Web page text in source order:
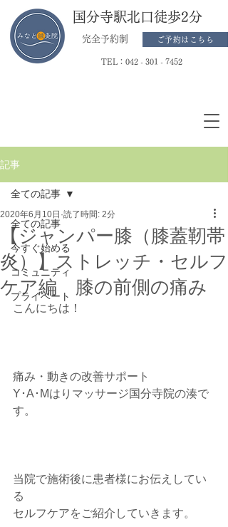
国分寺駅北口徒歩2分
完全予約制 ご予約はこちら
TEL： 042 - 301 - 7452
記事
全ての記事
今すぐ始める
コミュニティ
プライベート
全ての記事
【ジャンパー膝（膝蓋靭帯
炎）】ストレッチ・セルフ
ケア編 膝の前側の痛み
2020年6月10日 読了時間: 2分
こんにちは！
痛み・動きの改善サポート
Y･A･Mはりマッサージ国分寺院の湊で
す。
当院で施術後に患者様にお伝えしてい
る
セルフケアをご紹介していきます。